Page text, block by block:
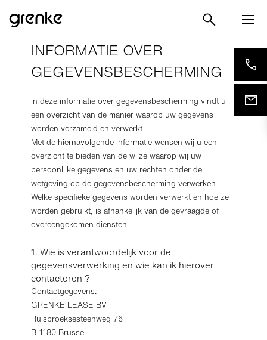
INFORMATIE OVER
GEGEVENSBESCHERMING
In deze informatie over gegevensbescherming vindt u
een overzicht van de manier waarop uw gegevens
worden verzameld en verwerkt.
Met de hiernavolgende informatie wensen wij u een
overzicht te bieden van de wijze waarop wij uw
persoonlijke gegevens en uw rechten onder de
wetgeving op de gegevensbescherming verwerken.
Welke specifieke gegevens worden verwerkt en hoe ze
worden gebruikt, is afhankelijk van de gevraagde of
overeengekomen diensten.
1. Wie is verantwoordelijk voor de
gegevensverwerking en wie kan ik hierover
contacteren ?
Contactgegevens:
GRENKE LEASE BV
Ruisbroeksesteenweg 76
B-1180 Brussel